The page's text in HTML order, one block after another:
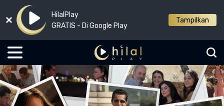
HilalPlay
GRATIS - Di Google Play
Tampilkan